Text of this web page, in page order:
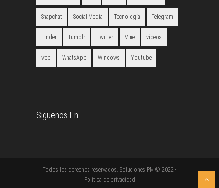
Snapchat Social Media Tecnología Telegram
Tinder Tumblr Twitter Vine vídeos
web WhatsApp Windows Youtube
Siguenos En:
Todos los derechos reservados. Soluciones PM © 2022 -
Política de privacidad